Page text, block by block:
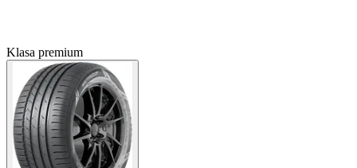
Klasa premium